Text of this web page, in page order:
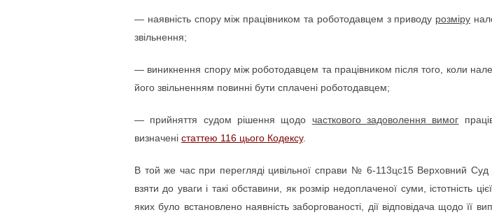
— наявність спору між працівником та роботодавцем з приводу розміру
звільнення;
— виникнення спору між роботодавцем та працівником після того, коли
його звільненням повинні бути сплачені роботодавцем;
— прийняття судом рішення щодо часткового задоволення вимог
визначені статтею 116 цього Кодексу.
В той же час при перегляді цивільної справи № 6-113цс15 Верховний Суд
взяти до уваги і такі обставини, як розмір недоплаченої суми, істотність
яких було встановлено наявність заборгованості, дії відповідача щодо її